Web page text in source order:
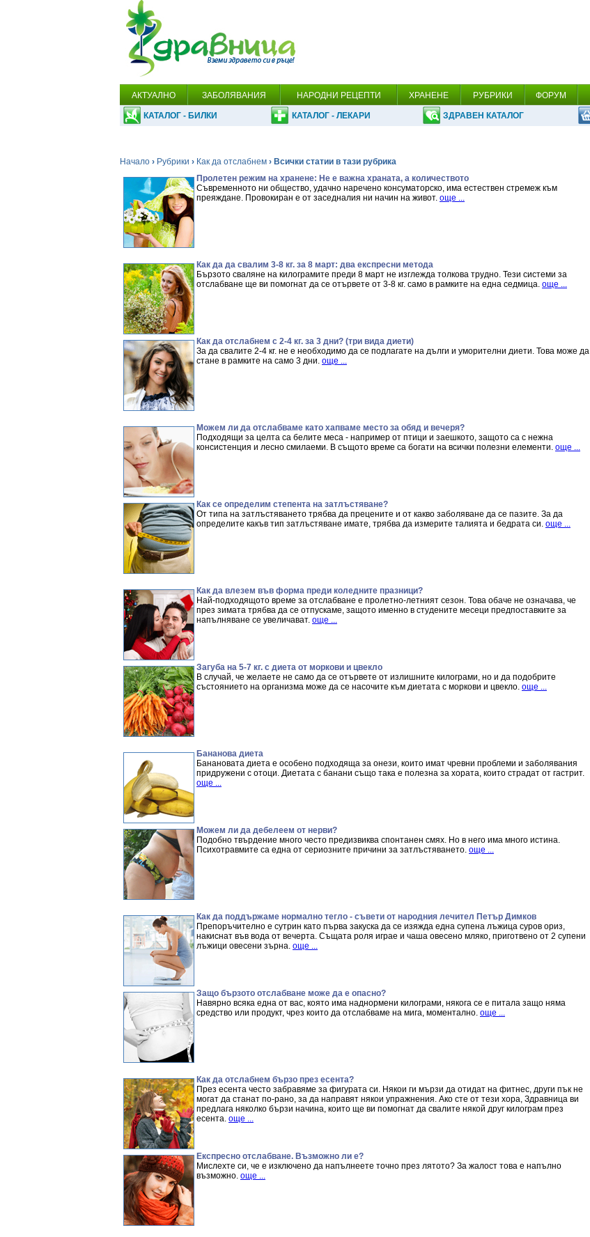
АКТУАЛНО ЗАБОЛЯВАНИЯ НАРОДНИ РЕЦЕПТИ ХРАНЕНЕ РУБРИКИ ФОРУМ
КАТАЛОГ - БИЛКИ КАТАЛОГ - ЛЕКАРИ ЗДРАВЕН КАТАЛОГ
Начало › Рубрики › Как да отслабнем › Всички статии в тази рубрика
Пролетен режим на хранене: Не е важна храната, а количеството
Съвременното ни общество, удачно наречено консуматорско, има естествен стремеж към
преяждане. Провокиран е от заседналия ни начин на живот. още ...
Как да да свалим 3-8 кг. за 8 март: два експресни метода
Бързото сваляне на килограмите преди 8 март не изглежда толкова трудно. Тези системи за
отслабване ще ви помогнат да се отървете от 3-8 кг. само в рамките на една седмица. още ...
Как да отслабнем с 2-4 кг. за 3 дни? (три вида диети)
За да свалите 2-4 кг. не е необходимо да се подлагате на дълги и уморителни диети. Това може да
стане в рамките на само 3 дни. още ...
Можем ли да отслабваме като хапваме место за обяд и вечеря?
Подходящи за целта са белите меса - например от птици и заешкото, защото са с нежна
консистенция и лесно смилаеми. В същото време са богати на всички полезни елементи. още ...
Как се определим степента на затлъстяване?
От типа на затлъстяването трябва да прецените и от какво заболяване да се пазите. За да
определите какъв тип затлъстяване имате, трябва да измерите талията и бедрата си. още ...
Как да влезем във форма преди коледните празници?
Най-подходящото време за отслабване е пролетно-летният сезон. Това обаче не означава, че
през зимата трябва да се отпускаме, защото именно в студените месеци предпоставките за
напълняване се увеличават. още ...
Загуба на 5-7 кг. с диета от моркови и цвекло
В случай, че желаете не само да се отървете от излишните килограми, но и да подобрите
състоянието на организма може да се насочите към диетата с моркови и цвекло. още ...
Бананова диета
Банановата диета е особено подходяща за онези, които имат чревни проблеми и заболявания
придружени с отоци. Диетата с банани също така е полезна за хората, които страдат от гастрит.
още ...
Можем ли да дебелеем от нерви?
Подобно твърдение много често предизвиква спонтанен смях. Но в него има много истина.
Психотравмите са една от сериозните причини за затлъстяването. още ...
Как да поддържаме нормално тегло - съвети от народния лечител Петър Димков
Препоръчително е сутрин като първа закуска да се изяжда една супена лъжица суров ориз,
накиснат във вода от вечерта. Същата роля играе и чаша овесено мляко, приготвено от 2 супени
лъжици овесени зърна. още ...
Защо бързото отслабване може да е опасно?
Навярно всяка една от вас, която има наднормени килограми, някога се е питала защо няма
средство или продукт, чрез които да отслабваме на мига, моментално. още ...
Как да отслабнем бързо през есента?
През есента често забравяме за фигурата си. Някои ги мързи да отидат на фитнес, други пък не
могат да станат по-рано, за да направят някои упражнения. Ако сте от тези хора, Здравница ви
предлага няколко бързи начина, които ще ви помогнат да свалите някой друг килограм през
есента. още ...
Експресно отслабване. Възможно ли е?
Мислехте си, че е изключено да напълнеете точно през лятото? За жалост това е напълно
възможно. още ...